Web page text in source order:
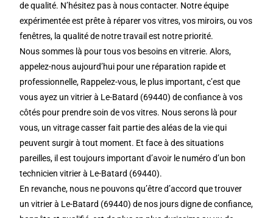
de qualité. N’hésitez pas à nous contacter. Notre équipe
expérimentée est prête à réparer vos vitres, vos miroirs, ou vos
fenêtres, la qualité de notre travail est notre priorité.
Nous sommes là pour tous vos besoins en vitrerie. Alors,
appelez-nous aujourd’hui pour une réparation rapide et
professionnelle, Rappelez-vous, le plus important, c’est que
vous ayez un vitrier à Le-Batard (69440) de confiance à vos
côtés pour prendre soin de vos vitres. Nous serons là pour
vous, un vitrage casser fait partie des aléas de la vie qui
peuvent surgir à tout moment. Et face à des situations
pareilles, il est toujours important d’avoir le numéro d’un bon
technicien vitrier à Le-Batard (69440).
En revanche, nous ne pouvons qu’être d’accord que trouver
un vitrier à Le-Batard (69440) de nos jours digne de confiance,